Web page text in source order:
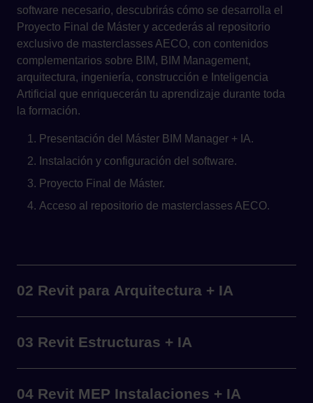
software necesario, descubrirás cómo se desarrolla el
Proyecto Final de Máster y accederás al repositorio
exclusivo de masterclasses AECO, con contenidos
complementarios sobre BIM, BIM Management,
arquitectura, ingeniería, construcción e Inteligencia
Artificial que enriquecerán tu aprendizaje durante toda
la formación.
Presentación del Máster BIM Manager + IA.
Instalación y configuración del software.
Proyecto Final de Máster.
Acceso al repositorio de masterclasses AECO.
02 Revit para Arquitectura + IA
03 Revit Estructuras + IA
04 Revit MEP Instalaciones + IA